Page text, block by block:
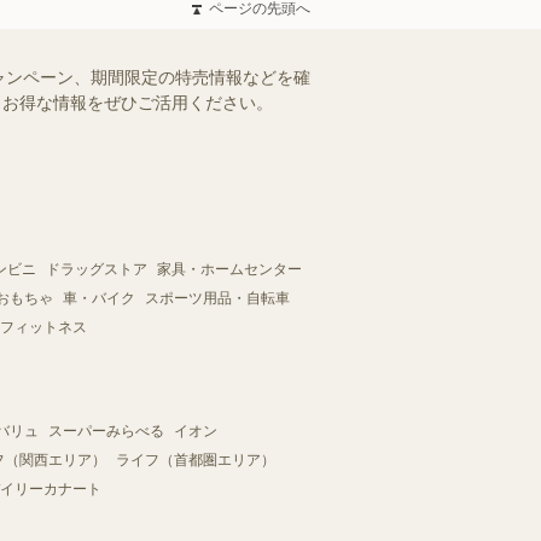
ページの先頭へ
ペーン、期間限定の特売情報などを確
得な情報をぜひご活用ください。
ビニ ドラッグストア
家具・ホームセンター
もちゃ
車・バイク
スポーツ用品・自転車
ィットネス
リュ スーパーみらべる
イオン
関西エリア）
ライフ（首都圏エリア）
リーカナート